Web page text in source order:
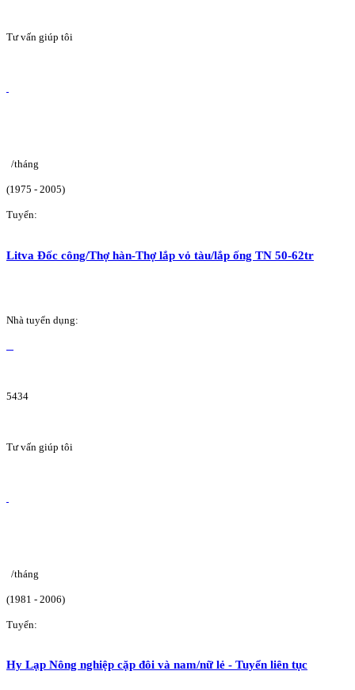
Tư vấn giúp tôi
/tháng
(1975 - 2005)
Tuyển:
Litva Đốc công/Thợ hàn-Thợ lắp vỏ tàu/lắp ống TN 50-62tr
Nhà tuyển dụng:
5434
Tư vấn giúp tôi
/tháng
(1981 - 2006)
Tuyển:
Hy Lạp Nông nghiệp cặp đôi và nam/nữ lẻ - Tuyển liên tục